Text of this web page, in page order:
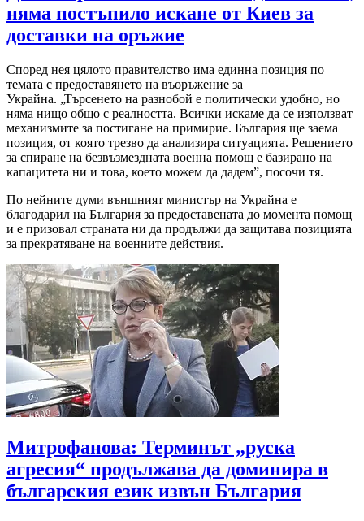
няма постъпило искане от Киев за
доставки на оръжие
Според нея цялото правителство има единна позиция по
темата с предоставянето на въоръжение за
Украйна. „Търсенето на разнобой е политически удобно, но
няма нищо общо с реалността. Всички искаме да се използват
механизмите за постигане на примирие. България ще заема
позиция, от която трезво да анализира ситуацията. Решението
за спиране на безвъзмездната военна помощ е базирано на
капацитета ни и това, което можем да дадем”, посочи тя.
По нейните думи външният министър на Украйна е
благодарил на България за предоставената до момента помощ
и е призовал страната ни да продължи да защитава позицията
за прекратяване на военните действия.
Митрофанова: Терминът „руска
агресия“ продължава да доминира в
българския език извън България